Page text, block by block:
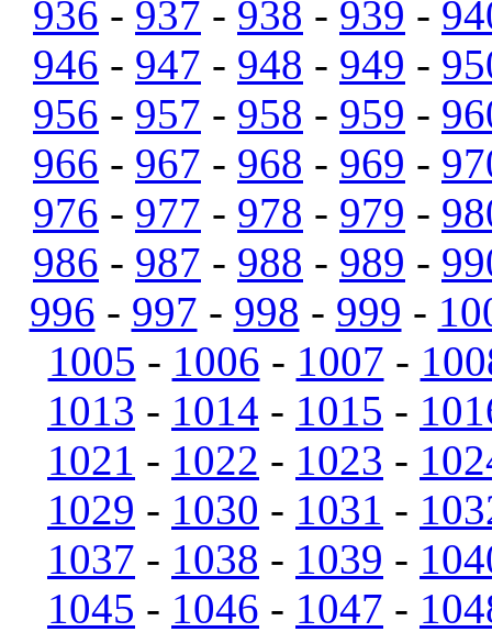
936 - 937 - 938 - 939 -
946 - 947 - 948 - 949 -
956 - 957 - 958 - 959 -
966 - 967 - 968 - 969 -
976 - 977 - 978 - 979 -
986 - 987 - 988 - 989 -
996 - 997 - 998 - 999 -
1005 - 1006 - 1007 -
1013 - 1014 - 1015 -
1021 - 1022 - 1023 -
1029 - 1030 - 1031 -
1037 - 1038 - 1039 -
1045 - 1046 - 1047 -